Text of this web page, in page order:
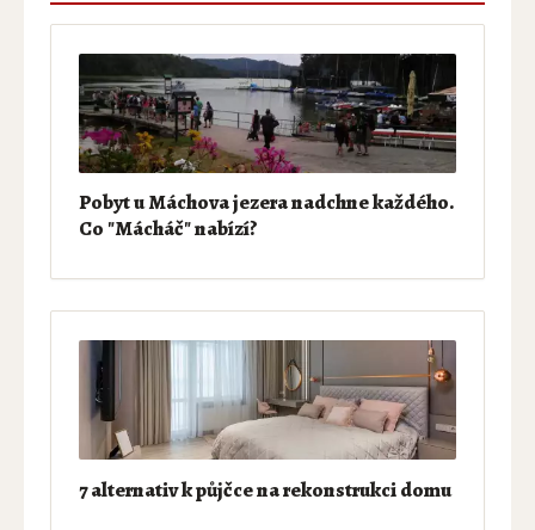
Pobyt u Máchova jezera nadchne každého.
Co "Mácháč" nabízí?
7 alternativ k půjčce na rekonstrukci domu